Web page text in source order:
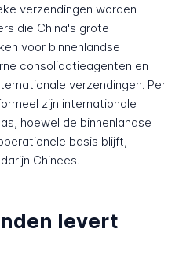
verzendingen worden
die China's grote
voor binnenlandse
consolidatieagenten en
verzendingen. Per
zijn internationale
hoewel de binnenlandse
basis blijft,
Chinees.
levert